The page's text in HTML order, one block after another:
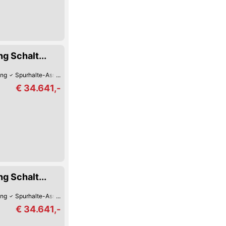
Schalt...
Spurhalte-Assistent
€ 34.641,-
Schalt...
Spurhalte-Assistent
€ 34.641,-